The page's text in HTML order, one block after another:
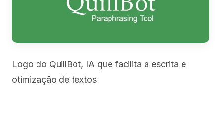
Logo do QuillBot, IA que facilita a escrita e
otimização de textos